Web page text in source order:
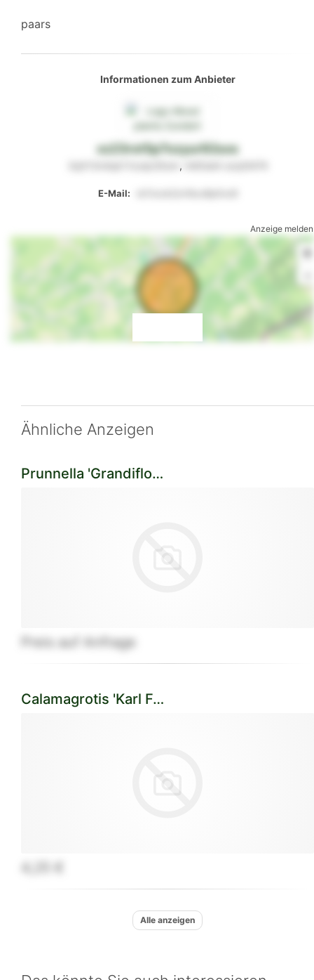
Ähnliche Anzeigen
Prunnella 'Grandiflora 'Bella Rose'
Preis auf Anfrage
Calamagrotis 'Karl Förster'
Alle anzeigen
paars
Informationen zum Anbieter
xz23rot5p7ozyur92sxs
,
E-Mail:
Anzeige melden
+